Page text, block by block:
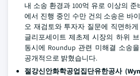
내 소송 환경과 100억 유로 이상의 준
에서 진행 중인 수만 건의 소송은 바
오 재검토와 투자자 질문에 직면하
글리포세이트 제초제 시장의 하위
동시에 Roundup 관련 미해결 소송
공개적으로 밝혔습니다.
절강신안화학공업집단유한공사